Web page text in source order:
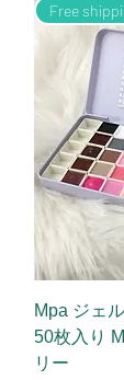
Free
Mpa ジェ
50枚入り
リー